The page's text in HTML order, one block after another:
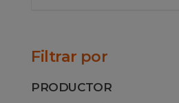
Filtrar por
PRODUCTOR